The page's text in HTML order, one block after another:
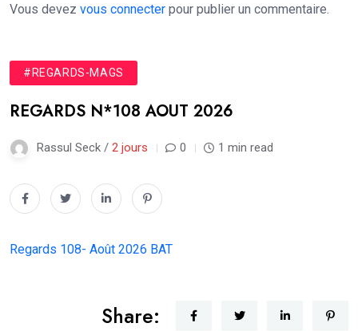
Vous devez vous connecter pour publier un commentaire.
#REGARDS-MAGS
REGARDS N*108 AOUT 2026
Rassul Seck / 2 jours 0 1 min read
Regards 108- Août 2026 BAT
Share: